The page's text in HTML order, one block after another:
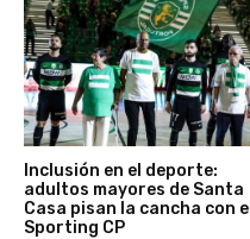
Inclusión en el deporte:
adultos mayores de Santa
Casa pisan la cancha con el
Sporting CP